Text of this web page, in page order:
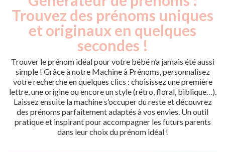
Trouvez des prénoms uniques
et originaux en quelques
secondes !
Trouver le prénom idéal pour votre bébé n’a jamais été aussi
simple ! Grâce à notre Machine à Prénoms, personnalisez
votre recherche en quelques clics : choisissez une première
lettre, une origine ou encore un style (rétro, floral, biblique…).
Laissez ensuite la machine s’occuper du reste et découvrez
des prénoms parfaitement adaptés à vos envies. Un outil
pratique et inspirant pour accompagner les futurs parents
dans leur choix du prénom idéal !